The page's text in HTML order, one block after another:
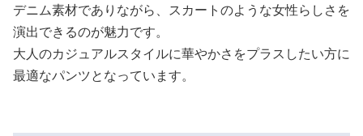
デニム素材でありながら、スカートのような女性らしさを
演出できるのが魅力です。
大人のカジュアルスタイルに華やかさをプラスしたい方に
最適なパンツとなっています。